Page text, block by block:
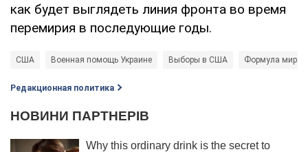
как будет выглядеть линия фронта во время
перемирия в последующие годы.
США Военная помощь Украине Выборы в США Формула мира
Редакционная политика